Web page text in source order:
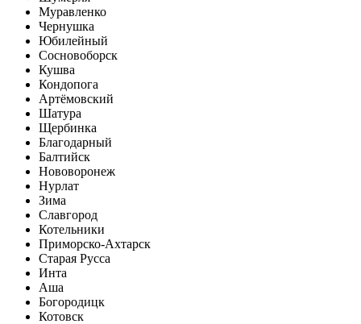
Муравленко
Чернушка
Юбилейный
Сосновоборск
Кушва
Кондопога
Артёмовский
Шатура
Щербинка
Благодарный
Балтийск
Нововоронеж
Нурлат
Зима
Славгород
Котельники
Приморско-Ахтарск
Старая Русса
Инта
Аша
Богородицк
Котовск